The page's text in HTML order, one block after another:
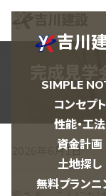
吉川
SIMPLE
コンセプト
性能・工法
資金計画
土地探し
無料プランニ
完成見
2026年6月1日